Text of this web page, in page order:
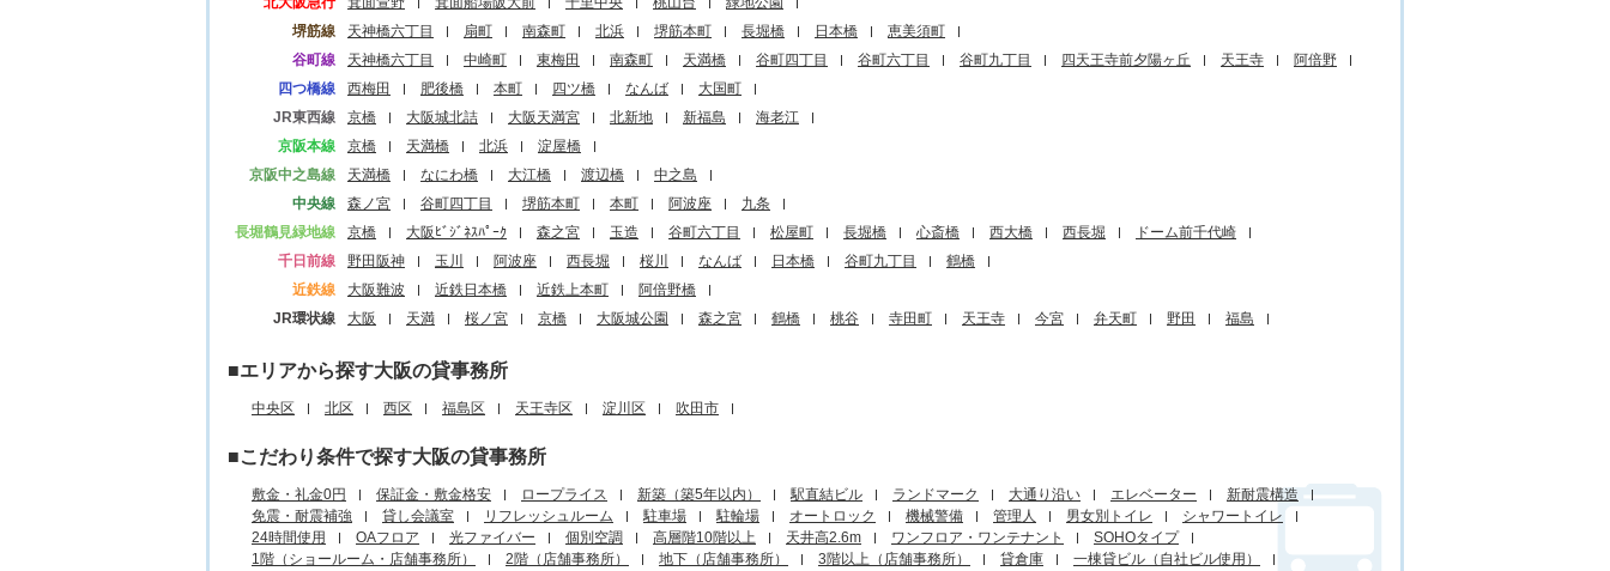
堺筋線
天神橋六丁目 扇町 南森町 北浜 堺筋本町 長堀橋 日本橋
恵美須町
谷町線
天神橋六丁目 中崎町 東梅田 南森町 天満橋 谷町四丁目 谷町六丁目 谷町九丁目 四天王寺前夕陽ヶ丘 天王寺
阿倍野
四つ橋線
西梅田 肥後橋 本町 四ツ橋 なんば
大国町
JR東西線
京橋 大阪城北詰 大阪天満宮 北新地 新福島
海老江
京阪本線
京橋 天満橋 北浜
淀屋橋
京阪中之島線
天満橋 なにわ橋 大江橋 渡辺橋
中之島
中央線
森ノ宮 谷町四丁目 堺筋本町 本町 阿波座
九条
長堀鶴見緑地線
京橋 大阪ﾋﾞｼﾞﾈｽﾊﾟｰｸ 森之宮 玉造 谷町六丁目 松屋町 長堀橋 心斎橋 西大橋 西長堀
ドーム前千代崎
千日前線
野田阪神 玉川 阿波座 西長堀 桜川 なんば 日本橋 谷町九丁目
鶴橋
近鉄線
大阪難波 近鉄日本橋 近鉄上本町
阿倍野橋
JR環状線
大阪 天満 桜ノ宮 京橋 大阪城公園 森之宮 鶴橋 桃谷 寺田町 天王寺 今宮 弁天町 野田 福島
■エリアから探す大阪の貸事務所
中央区 北区 西区 福島区 天王寺区 淀川区 吹田市
■こだわり条件で探す大阪の貸事務所
敷金・礼金0円 保証金・敷金格安 ロープライス 新築（築5年以内） 駅直結ビル ランドマーク 大通り沿い エレベーター
新耐震構造
免震・耐震補強
貸し会議室 リフレッシュルーム 駐車場 駐輪場 オートロック 機械警備 管理人 男女別トイレ
シャワートイレ
24時間使用
OAフロア 光ファイバー 個別空調 高層階10階以上 天井高2.6m ワンフロア・ワンテナント
SOHOタイプ
1階（ショールーム・店舗事務所）
2階（店舗事務所） 地下（店舗事務所） 3階以上（店舗事務所） 貸倉庫 一棟貸ビル（自社ビル使用）